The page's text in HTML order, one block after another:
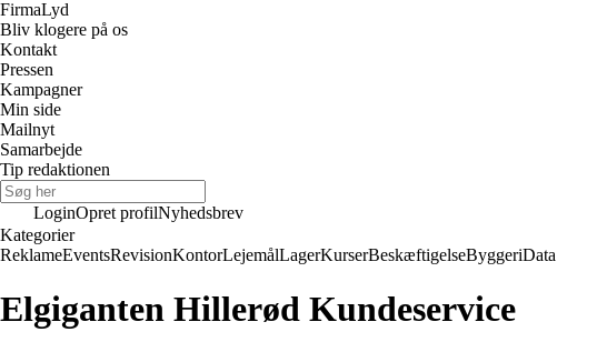
FirmaLyd
Bliv klogere på os
Kontakt
Pressen
Kampagner
Min side
Mailnyt
Samarbejde
Tip redaktionen
LoginOpret profilNyhedsbrev
Kategorier
ReklameEventsRevisionKontorLejemålLagerKurserBeskæftigelseByggeriData
Elgiganten Hillerød Kundeservice